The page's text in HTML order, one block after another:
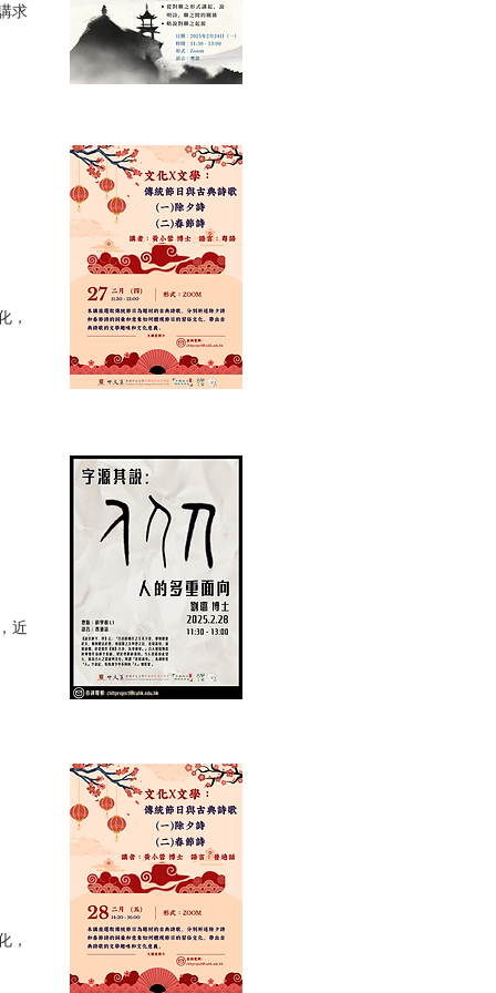
求
，
近
，